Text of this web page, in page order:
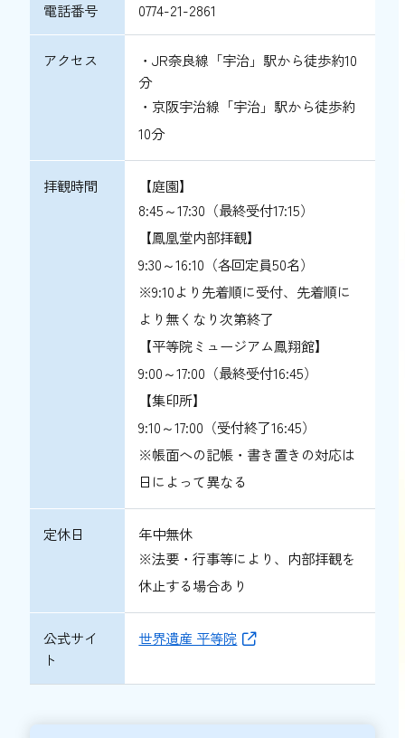
電話番号 0774-21-2861
アクセス
・JR奈良線「宇治」駅から徒歩約10
分
・京阪宇治線「宇治」駅から徒歩約
10分
拝観時間
【庭園】
8:45～17:30（最終受付17:15）
【鳳凰堂内部拝観】
9:30～16:10（各回定員50名）
※9:10より先着順に受付、先着順に
より無くなり次第終了
【平等院ミュージアム鳳翔館】
9:00～17:00（最終受付16:45）
【集印所】
9:10～17:00（受付終了16:45）
※帳面への記帳・書き置きの対応は
日によって異なる
定休日
年中無休
※法要・行事等により、内部拝観を
休止する場合あり
公式サイ
ト
世界遺産 平等院